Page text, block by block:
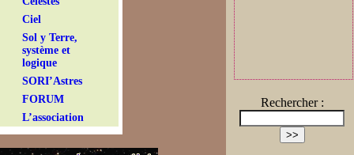
Ciel
Sol y Terre,
système et
logique
SORI’Astres
FORUM
L’association
Rechercher :